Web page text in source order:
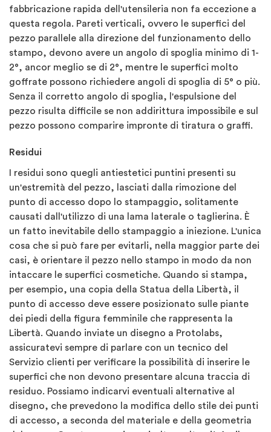
fabbricazione rapida dell'utensileria non fa eccezione a
questa regola. Pareti verticali, ovvero le superfici del
pezzo parallele alla direzione del funzionamento dello
stampo, devono avere un angolo di spoglia minimo di 1-
2°, ancor meglio se di 2°, mentre le superfici molto
goffrate possono richiedere angoli di spoglia di 5° o più.
Senza il corretto angolo di spoglia, l'espulsione del
pezzo risulta difficile se non addirittura impossibile e sul
pezzo possono comparire impronte di tiratura o graffi.
Residui
I residui sono quegli antiestetici puntini presenti su
un'estremità del pezzo, lasciati dalla rimozione del
punto di accesso dopo lo stampaggio, solitamente
causati dall'utilizzo di una lama laterale o taglierina. È
un fatto inevitabile dello stampaggio a iniezione. L'unica
cosa che si può fare per evitarli, nella maggior parte dei
casi, è orientare il pezzo nello stampo in modo da non
intaccare le superfici cosmetiche. Quando si stampa,
per esempio, una copia della Statua della Libertà, il
punto di accesso deve essere posizionato sulle piante
dei piedi della figura femminile che rappresenta la
Libertà. Quando inviate un disegno a Protolabs,
assicuratevi sempre di parlare con un tecnico del
Servizio clienti per verificare la possibilità di inserire le
superfici che non devono presentare alcuna traccia di
residuo. Possiamo indicarvi eventuali alternative al
disegno, che prevedono la modifica dello stile dei punti
di accesso, a seconda del materiale e della geometria